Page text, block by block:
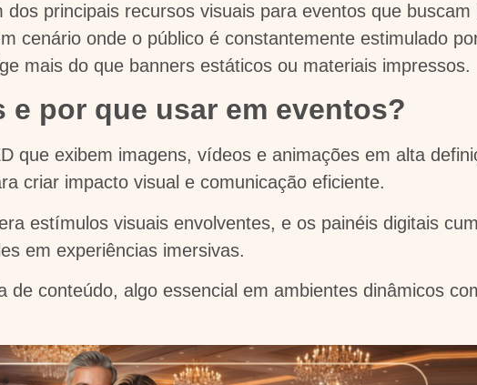
principais recursos visuais para eventos que buscam
cenário onde o público é constantemente estimulado
mais do que banners estáticos ou materiais impressos.
por que usar em eventos?
que exibem imagens, vídeos e animações em alta
criar impacto visual e comunicação eficiente.
estímulos visuais envolventes, e os painéis digitais
em experiências imersivas.
conteúdo, algo essencial em ambientes dinâmicos